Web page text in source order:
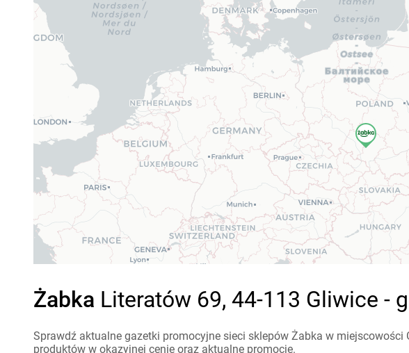
Żabka Literatów 69, 44-113 Gliwice -
Sprawdź aktualne gazetki promocyjne sieci sklepów Żabka w
produktów w okazyjnej cenie oraz aktualne promocje.